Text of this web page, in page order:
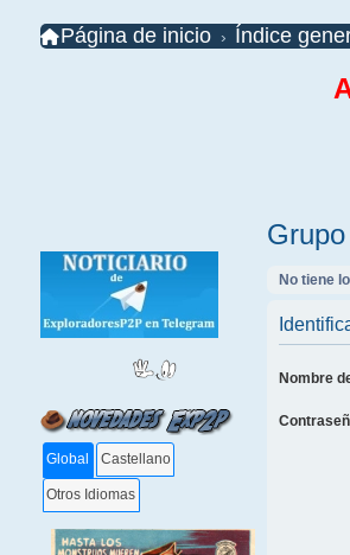
Página de inicio Índice
Global Castellano
Otros Idiomas
No tiene
Nombre